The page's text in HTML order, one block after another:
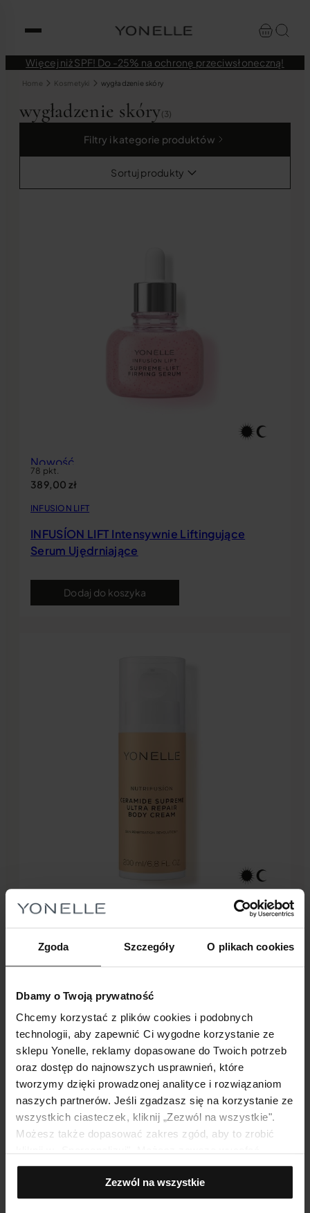
Zgoda Szczegóły O plikach cookies
Dbamy o Twoją prywatność
Chcemy korzystać z plików cookies i podobnych
technologii, aby zapewnić Ci wygodne korzystanie ze
sklepu Yonelle, reklamy dopasowane do Twoich potrzeb
oraz dostęp do najnowszych usprawnień, które
tworzymy dzięki prowadzonej analityce i rozwiązaniom
naszych partnerów. Jeśli zgadzasz się na korzystanie ze
wszystkich ciasteczek, kliknij „Zezwól na wszystkie".
Możesz także dopasować zakres zgód, aby to zrobić
zgodę, np. zmieniając ustawienia cookies, usuwając je
lub zmieniając ustawienia przeglądarki.
Zezwól na wszystkie
Więcej niż SPF! Do -25% na ochronę przeciwsłoneczną!
Home Kosmetyki wygładzenie skóry
wygładzenie skóry(3)
Filtry i kategorie produktów
Sortuj produkty
Nowość
78 pkt.
389,00 zł
INFUSION LIFT
INFUSÍON LIFT Intensywnie Liftingujące
Serum Ujędrniające
Dodaj do koszyka
44 pkt.
219,00zł
NUTRIFUSÍON
Ciała Z Ceramidami Supreme
Dodaj do koszyka